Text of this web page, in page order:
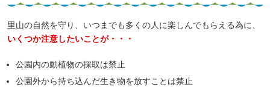
里山の自然を守り、いつまでも多くの人に楽しんでもらえる為に、
いくつか注意したいことが・・・
公園内の動植物の採取は禁止
公園外から持ち込んだ生き物を放すことは禁止